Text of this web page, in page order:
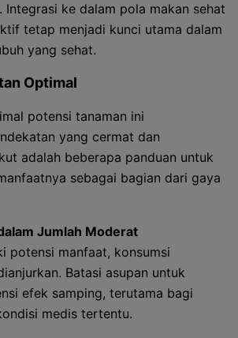
Integrasi ke dalam pola makan sehat
tetap menjadi kunci utama dalam
yang sehat.
Optimal
potensi tanaman ini
yang cermat dan
adalah beberapa panduan untuk
sebagai bagian dari gaya
Jumlah Moderat
potensi manfaat, konsumsi
Batasi asupan untuk
efek samping, terutama bagi
medis tertentu.